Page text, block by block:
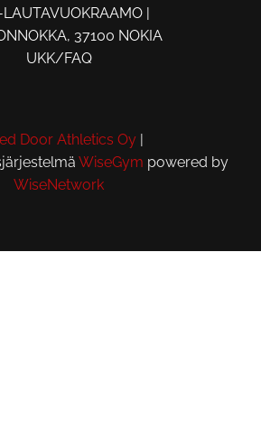
|
37100 NOKIA
UKK/FAQ
Door Athletics Oy|
WiseGym powered by
WiseNetwork